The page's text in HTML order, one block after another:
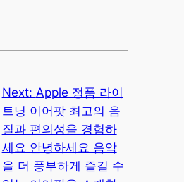
Next: Apple 정품 라이
트닝 이어팟 최고의 음
질과 편의성을 경험하
세요 안녕하세요 음악
을 더 풍부하게 즐길 수